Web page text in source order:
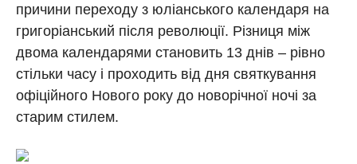
причини переходу з юліанського календаря на
григоріанський після революції. Різниця між
двома календарями становить 13 днів – рівно
стільки часу і проходить від дня святкування
офіційного Нового року до новорічної ночі за
старим стилем.